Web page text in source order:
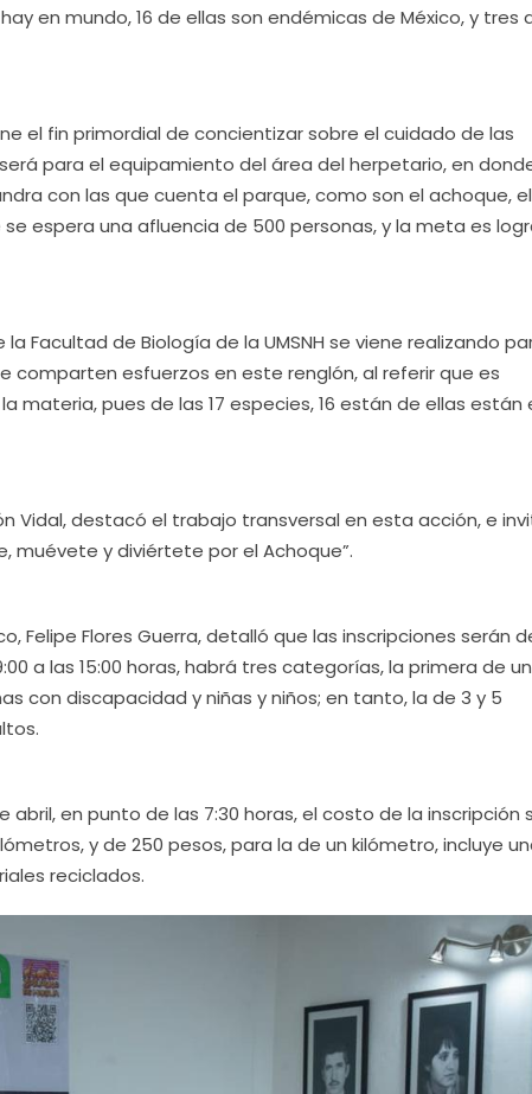
en mundo, 16 de ellas son endémicas de México, y tres
el fin primordial de concientizar sobre el cuidado de las
para el equipamiento del área del herpetario, en
con las que cuenta el parque, como son el achoque, el
espera una afluencia de 500 personas, y la meta es
Facultad de Biología de la UMSNH se viene realizando
comparten esfuerzos en este renglón, al referir que es
materia, pues de las 17 especies, 16 están de ellas están
Vidal, destacó el trabajo transversal en esta acción, e
muévete y diviértete por el Achoque”.
Felipe Flores Guerra, detalló que las inscripciones serán
a las 15:00 horas, habrá tres categorías, la primera de un
con discapacidad y niñas y niños; en tanto, la de 3 y 5
en punto de las 7:30 horas, el costo de la inscripción
y de 250 pesos, para la de un kilómetro, incluye
reciclados.